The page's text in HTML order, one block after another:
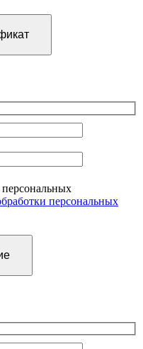
персональных
персональных